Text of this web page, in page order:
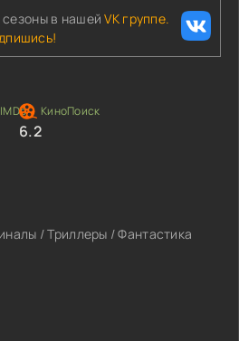
сезоны в нашейVK группе.
6.2
/ Триллеры / Фантастика